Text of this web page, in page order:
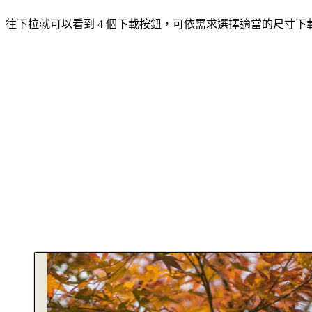
往下拉就可以看到 4 個下載按鈕，可依需求選擇適當的尺寸下